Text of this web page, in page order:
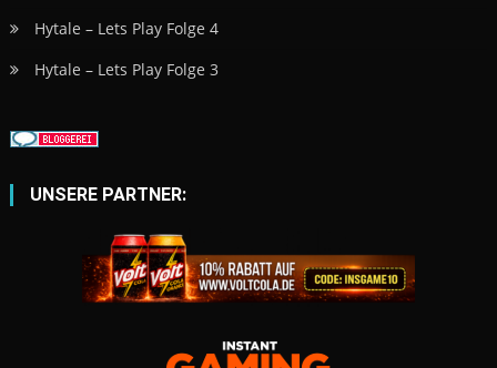
Hytale – Lets Play Folge 4
Hytale – Lets Play Folge 3
UNSERE PARTNER: